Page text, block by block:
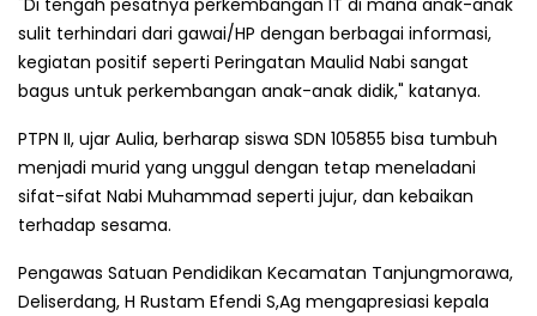
sulit terhindari dari gawai/HP dengan berbagai informasi,
kegiatan positif seperti Peringatan Maulid Nabi sangat
bagus untuk perkembangan anak-anak didik," katanya.
PTPN II, ujar Aulia, berharap siswa SDN 105855 bisa tumbuh
menjadi murid yang unggul dengan tetap meneladani
sifat-sifat Nabi Muhammad seperti jujur, dan kebaikan
terhadap sesama.
Pengawas Satuan Pendidikan Kecamatan Tanjungmorawa,
Deliserdang, H Rustam Efendi S,Ag mengapresiasi kepala